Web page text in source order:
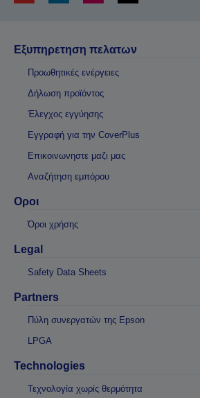
Εξυπηρετηση πελατων
Προωθητικές ενέργειες
Δήλωση προϊόντος
Έλεγχος εγγύησης
Εγγραφή για την CoverPlus
Επικοινωνηστε μαζι μας
Αναζήτηση εμπόρου
Οροι
Όροι χρήσης
Legal
Safety Data Sheets
Partners
Πύλη συνεργατών της Epson
LPGA
Technologies
Τεχνολογία χωρίς θερμότητα